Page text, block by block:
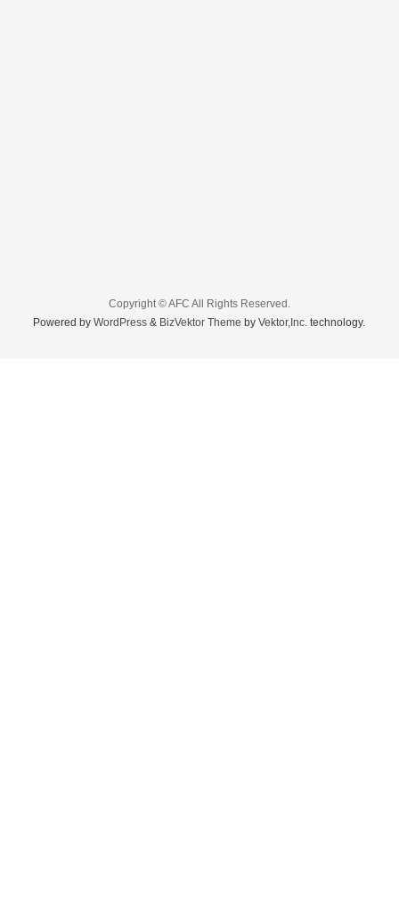
Copyright ©AFC All Rights Reserved.
Powered byWordPress & BizVektor Theme byVektor,Inc. technology.